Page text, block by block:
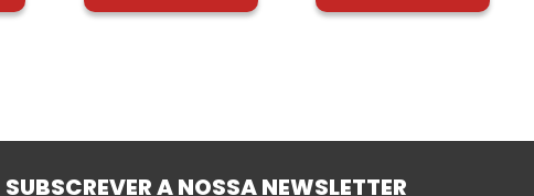
SUBSCREVER A NOSSA NEWSLETTER